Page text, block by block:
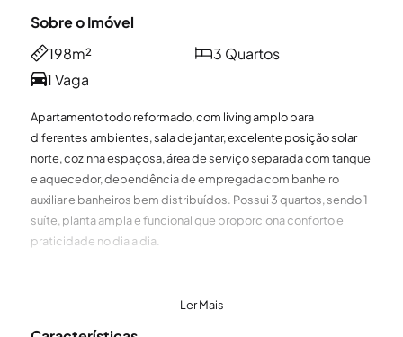
Sobre o Imóvel
198m²
3 Quartos
1 Vaga
Apartamento todo reformado, com living amplo para
diferentes ambientes, sala de jantar, excelente posição solar
norte, cozinha espaçosa, área de serviço separada com tanque
e aquecedor, dependência de empregada com banheiro
auxiliar e banheiros bem distribuídos. Possui 3 quartos, sendo 1
suíte, planta ampla e funcional que proporciona conforto e
praticidade no dia a dia.
oferecendo segurança e comodidade. Localizado próximo à
Ler Mais